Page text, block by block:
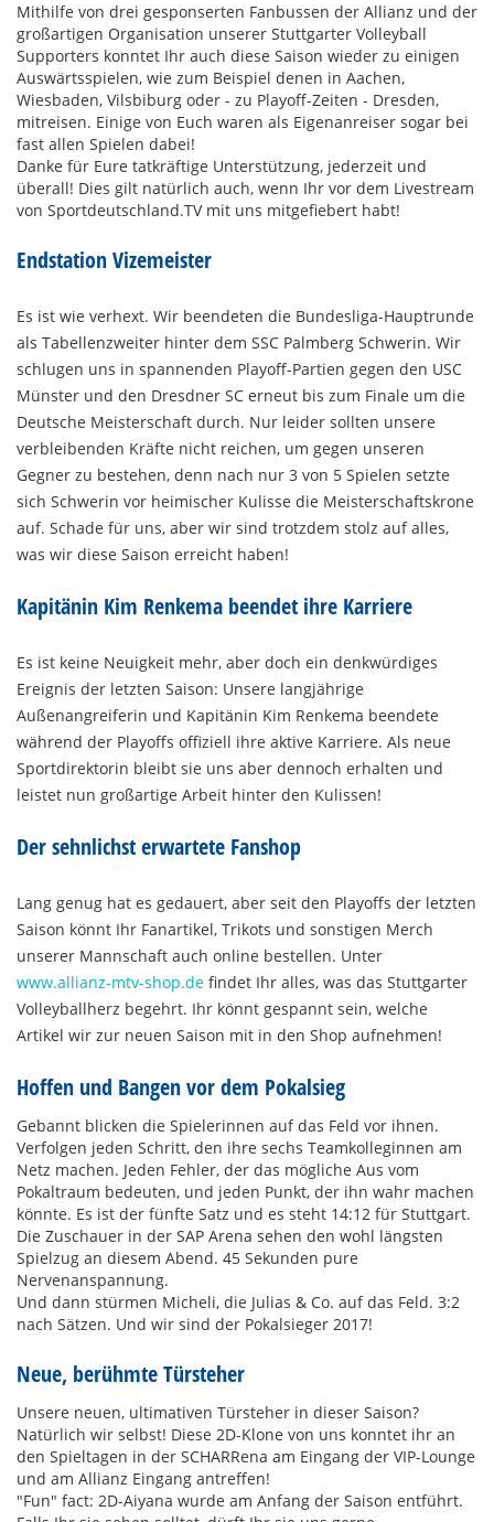
Mithilfe von drei gesponserten Fanbussen der Allianz und der
großartigen Organisation unserer Stuttgarter Volleyball
Supporters konntet Ihr auch diese Saison wieder zu einigen
Auswärtsspielen, wie zum Beispiel denen in Aachen,
Wiesbaden, Vilsbiburg oder - zu Playoff-Zeiten - Dresden,
mitreisen. Einige von Euch waren als Eigenanreiser sogar bei
fast allen Spielen dabei!
Danke für Eure tatkräftige Unterstützung, jederzeit und
überall! Dies gilt natürlich auch, wenn Ihr vor dem Livestream
von Sportdeutschland.TVmit uns mitgefiebert habt!
Endstation Vizemeister
Es ist wie verhext. Wir beendeten die Bundesliga-Hauptrunde
als Tabellenzweiter hinter dem SSC Palmberg Schwerin. Wir
schlugen uns in spannenden Playoff-Partien gegen den USC
Münster und den Dresdner SC erneut bis zum Finale um die
Deutsche Meisterschaft durch. Nur leider sollten unsere
verbleibenden Kräfte nicht reichen, um gegen unseren
Gegner zu bestehen, denn nach nur 3 von 5 Spielen setzte
sich Schwerin vor heimischer Kulisse die Meisterschaftskrone
auf. Schade für uns, aber wir sind trotzdem stolz auf alles,
was wir diese Saison erreicht haben!
Kapitänin Kim Renkema beendet ihre Karriere
Es ist keine Neuigkeit mehr, aber doch ein denkwürdiges
Ereignis der letzten Saison: Unsere langjährige
Außenangreiferin und Kapitänin Kim Renkema beendete
während der Playoffs offiziell ihre aktive Karriere. Als neue
Sportdirektorin bleibt sie uns aber dennoch erhalten und
leistet nun großartige Arbeit hinter den Kulissen!
Der sehnlichst erwartete Fanshop
Lang genug hat es gedauert, aber seit den Playoffs der letzten
Saison könnt Ihr Fanartikel, Trikots und sonstigen Merch
unserer Mannschaft auch online bestellen. Unter
www.allianz-mtv-shop.de findet Ihr alles, was das Stuttgarter
Volleyballherz begehrt. Ihr könnt gespannt sein, welche
Artikel wir zur neuen Saison mit in den Shop aufnehmen!
Hoffen und Bangen vor dem Pokalsieg
Gebannt blicken die Spielerinnen auf das Feld vor ihnen.
Verfolgen jeden Schritt, den ihre sechs Teamkolleginnen am
Netz machen. Jeden Fehler, der das mögliche Aus vom
Pokaltraum bedeuten, und jeden Punkt, der ihn wahr machen
könnte. Es ist der fünfte Satz und es steht 14:12 für Stuttgart.
Die Zuschauer in der SAP Arena sehen den wohl längsten
Spielzug an diesem Abend. 45 Sekunden pure
Nervenanspannung.
Und dann stürmen Micheli, die Julias & Co. auf das Feld. 3:2
nach Sätzen. Und wir sind der Pokalsieger 2017!
Neue, berühmte Türsteher
Unsere neuen, ultimativen Türsteher in dieser Saison?
Natürlich wir selbst! Diese 2D-Klone von uns konntet ihr an
den Spieltagen in der SCHARRena am Eingang der VIP-Lounge
und am Allianz Eingang antreffen!
"Fun" fact: 2D-Aiyana wurde am Anfang der Saison entführt.